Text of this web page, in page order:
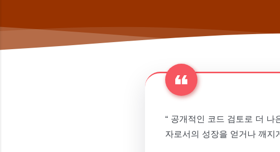
“ 공개적인 코드 검토로 더
자로서의 성장을 얻거나 깨지